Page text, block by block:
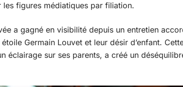
les figures médiatiques par filiation.
a gagné en visibilité depuis un entretien
Germain Louvet et leur désir d’enfant.
éclairage sur ses parents, a créé un